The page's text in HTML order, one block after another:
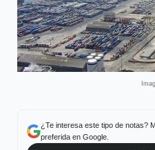
¿Te interesa este tipo de notas?
preferida en Google.